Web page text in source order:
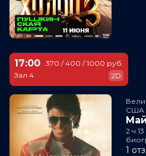
17:00
Зал 4
370 / 400 / 1000 руб.
2D
США
2 ч
1